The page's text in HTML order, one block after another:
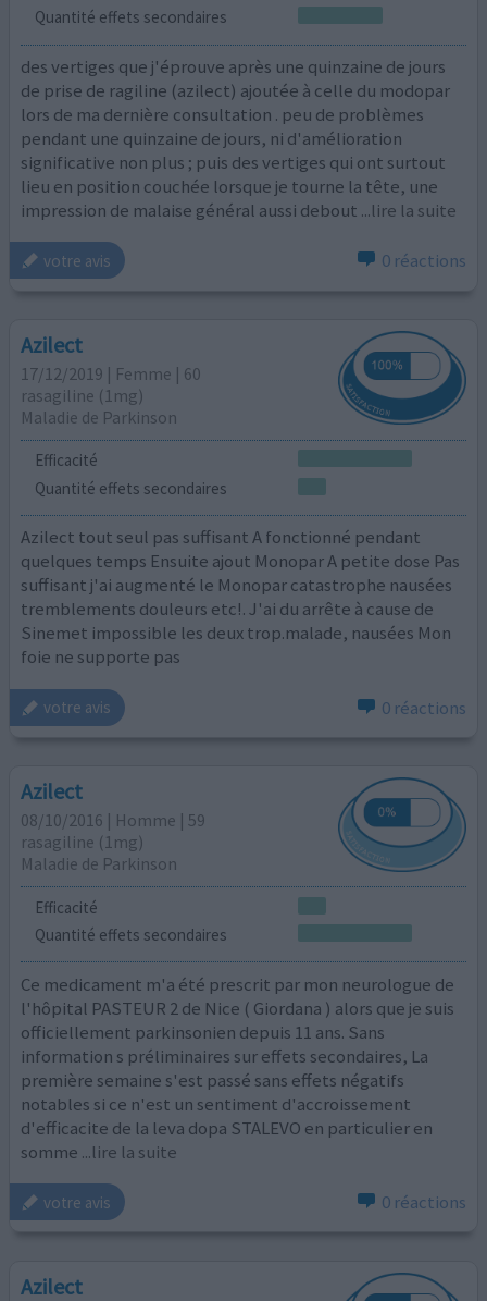
Quantité effets secondaires
des vertiges que j'éprouve après une quinzaine de jours
de prise de ragiline (azilect) ajoutée à celle du modopar
lors de ma dernière consultation . peu de problèmes
pendant une quinzaine de jours, ni d'amélioration
significative non plus ; puis des vertiges qui ont surtout
lieu en position couchée lorsque je tourne la tête, une
impression de malaise général aussi debout ...lire la suite
votre avis 0 réactions
Azilect
17/12/2019 | Femme | 60
rasagiline (1mg)
Maladie de Parkinson
Efficacité
Quantité effets secondaires
Azilect tout seul pas suffisant A fonctionné pendant
quelques temps Ensuite ajout Monopar A petite dose Pas
suffisant j'ai augmenté le Monopar catastrophe nausées
tremblements douleurs etc!. J'ai du arrête à cause de
Sinemet impossible les deux trop.malade, nausées Mon
foie ne supporte pas
votre avis 0 réactions
Azilect
08/10/2016 | Homme | 59
rasagiline (1mg)
Maladie de Parkinson
Efficacité
Quantité effets secondaires
Ce medicament m'a été prescrit par mon neurologue de
l'hôpital PASTEUR 2 de Nice ( Giordana ) alors que je suis
officiellement parkinsonien depuis 11 ans. Sans
information s préliminaires sur effets secondaires, La
première semaine s'est passé sans effets négatifs
notables si ce n'est un sentiment d'accroissement
d'efficacite de la leva dopa STALEVO en particulier en
somme ...lire la suite
votre avis 0 réactions
Azilect